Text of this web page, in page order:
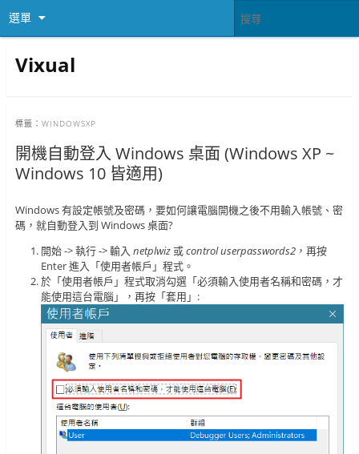
選單
Vixual
標籤： WINDOWSXP
開機自動登入 Windows 桌面 (Windows XP ~
Windows 10 皆適用)
Windows 有設定帳號及密碼，要如何讓電腦開機之後不用輸入帳號、密
碼，就自動登入到 Windows 桌面?
開始 -> 執行 -> 輸入netplwiz 或control userpasswords2 ，再按
Enter 進入「使用者帳戶」程式。
於「使用者帳戶」程式取消勾選「必須輸入使用者名稱和密碼，才
能使用這台電腦」，再按「套用」: